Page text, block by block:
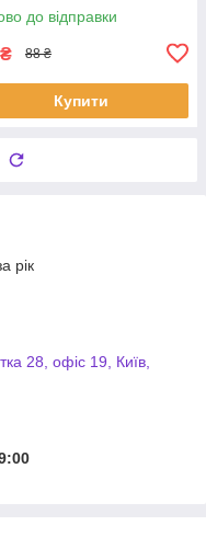
до відправки
₴ 88 ₴
Купити
рік
28, офіс 19, Київ,